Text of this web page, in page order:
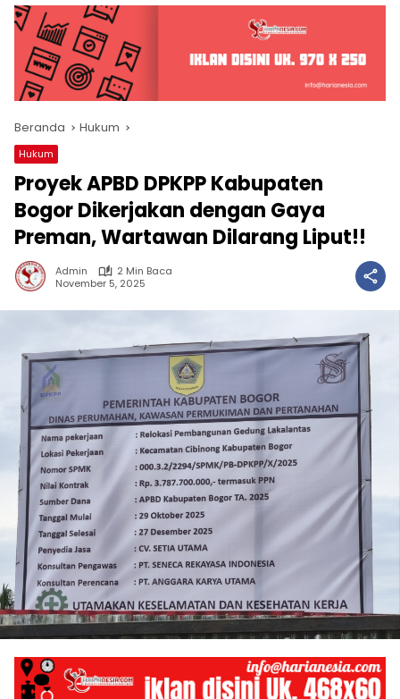
Beranda Hukum
Hukum
Proyek APBD DPKPP Kabupaten
Bogor Dikerjakan dengan Gaya
Preman, Wartawan Dilarang Liput!!
Admin
2 Min Baca
November 5, 2025